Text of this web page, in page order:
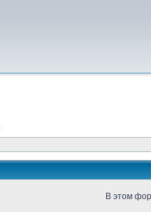
В этом